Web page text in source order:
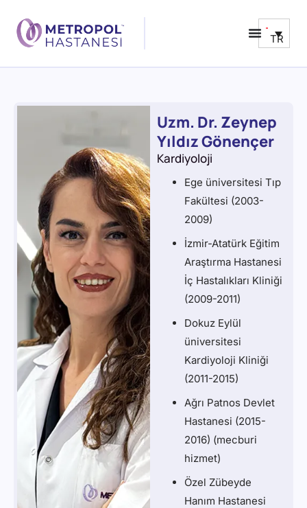
TR
Uzm. Dr. Zeynep
Yıldız Gönençer
Kardiyoloji
Ege üniversitesi Tıp
Fakültesi (2003-
2009)
İzmir-Atatürk Eğitim
Araştırma Hastanesi
İç Hastalıkları Kliniği
(2009-2011)
Dokuz Eylül
üniversitesi
Kardiyoloji Kliniği
(2011-2015)
Ağrı Patnos Devlet
Hastanesi (2015-
2016) (mecburi
hizmet)
Özel Zübeyde
Hanım Hastanesi